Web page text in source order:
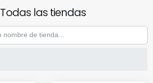
Todas las tiendas